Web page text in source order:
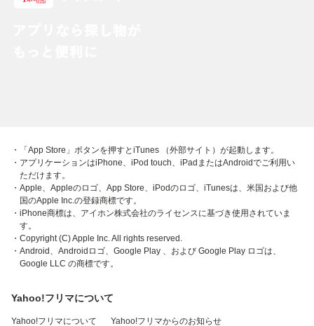
・「App Store」ボタンを押すとiTunes （外部サイト）が起動します。
・アプリケーションはiPhone、iPod touch、iPadまたはAndroidでご利用い
ただけます。
・Apple、Appleのロゴ、App Store、iPodのロゴ、iTunesは、米国および他
国のApple Inc.の登録商標です。
・iPhone商標は、アイホン株式会社のライセンスに基づき使用されていま
す。
・Copyright (C) Apple Inc. All rights reserved.
・Android、Androidロゴ、Google Play 、および Google Play ロゴは、
Google LLC の商標です。
Yahoo!フリマについて
Yahoo!フリマについて Yahoo!フリマからのお知らせ